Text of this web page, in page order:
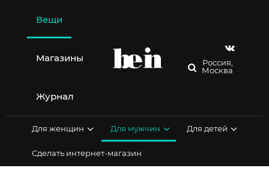
содержимому
Вещи
Магазины
Журнал
Россия,
Москва
Для женщин Для мужчин Для детей
Сделать интернет-магазин